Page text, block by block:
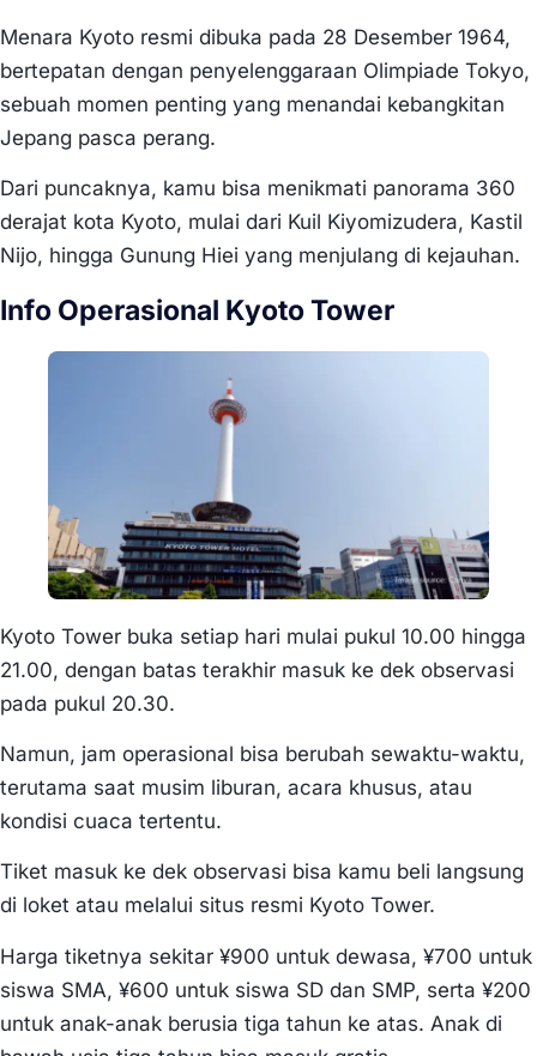
Menara Kyoto resmi dibuka pada 28 Desember 1964,
bertepatan dengan penyelenggaraan Olimpiade Tokyo,
sebuah momen penting yang menandai kebangkitan
Jepang pasca perang.
Dari puncaknya, kamu bisa menikmati panorama 360
derajat kota Kyoto, mulai dari Kuil Kiyomizudera, Kastil
Nijo, hingga Gunung Hiei yang menjulang di kejauhan.
Info Operasional Kyoto Tower
Kyoto Tower buka setiap hari mulai pukul 10.00 hingga
21.00, dengan batas terakhir masuk ke dek observasi
pada pukul 20.30.
Namun, jam operasional bisa berubah sewaktu-waktu,
terutama saat musim liburan, acara khusus, atau
kondisi cuaca tertentu.
Tiket masuk ke dek observasi bisa kamu beli langsung
di loket atau melalui situs resmi Kyoto Tower.
Harga tiketnya sekitar ¥900 untuk dewasa, ¥700 untuk
siswa SMA, ¥600 untuk siswa SD dan SMP, serta ¥200
untuk anak-anak berusia tiga tahun ke atas. Anak di